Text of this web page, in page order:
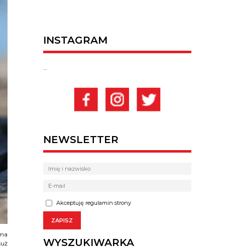
INSTAGRAM
NEWSLETTER
Akceptuję regulamin strony
WYSZUKIWARKA